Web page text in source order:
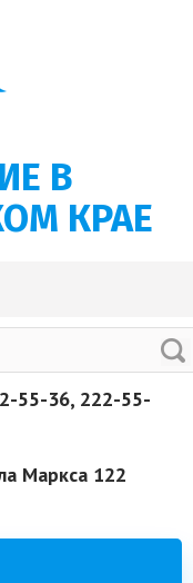
В
КРАЕ
55-36, 222-55-
Маркса 122